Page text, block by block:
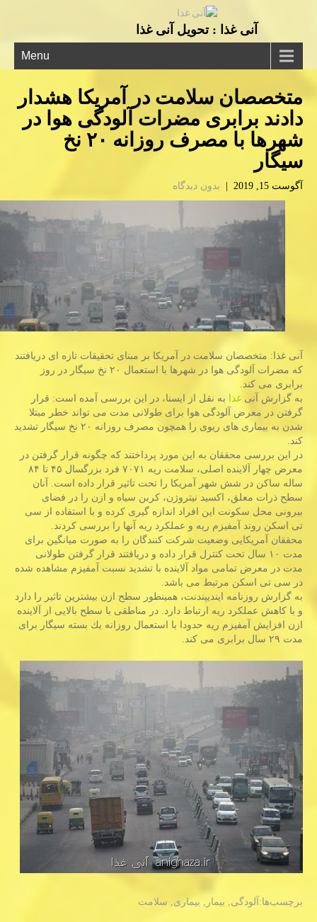
آنی غذا : تحویل آنی غذا
Menu
متخصصان سلامت در آمریكا هشدار
دادند برابری مضرات آلودگی هوا در
شهرها با مصرف روزانه ۲۰ نخ
سیگار
آگوست 15, 2019 | بدون دیدگاه
آنی غذا: متخصصان سلامت در آمریكا بر مبنای تحقیقات تازه ای دریافتند
كه مضرات آلودگی هوا در شهرها با استعمال ۲۰ نخ سیگار در روز
برابری می كند.
به گزارش آنی غذا به نقل از ایسنا، در این بررسی آمده است: قرار
گرفتن در معرض آلودگی هوا برای طولانی مدت می تواند خطر مبتلا
شدن به بیماری های ریوی را همچون مصرف روزانه ۲۰ نخ سیگار تشدید
كند.
در این بررسی محققان به این مورد پرداختند كه چگونه قرار گرفتن در
معرض چهار آلاینده اصلی، سلامت ریه ۷۰۷۱ فرد بزرگسال ۴۵ تا ۸۴
ساله ساكن در شش شهر آمریكا را تحت تاثیر قرار داده است. آنان
سطح ذرات معلق، اكسید نیتروژن، كربن سیاه و ازن را در فضای
بیرونی محل سكونت این افراد اندازه گیری كرده و با استفاده از سی
تی اسكن روند آمفیزم ریه و عملكرد ریه آنها را بررسی كردند.
محققان آمریكایی وضعیت شركت كنندگان را به صورت میانگین برای
مدت ۱۰ سال تحت كنترل قرار داده و دریافتند قرار گرفتن طولانی
مدت در معرض تمامی مواد آلاینده با تشدید نسبت آمفیزم مشاهده شده
در سی تی اسكن مرتبط می باشد.
به گزارش روزنامه ایندیپندنت، همینطور سطح ازن بیشترین تاثیر را دارد
و با كاهش عملكرد ریه ارتباط دارد. در مناطقی با سطح بالایی از آلاینده
ازن افزایش آمفیزم ریه حدودا با استعمال روزانه یك بسته سیگار برای
مدت ۲۹ سال برابری می كند.
برچسب‌ها:آلودگی , بیمار, بیماری , سلامت